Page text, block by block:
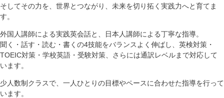
そしてその力を、世界とつながり、未来を切り拓く実践力へと育てま
す。
外国人講師による実践英会話と、日本人講師による丁寧な指導。
聞く・話す・読む・書くの4技能をバランスよく伸ばし、英検対策・
TOEIC対策・学校英語・受験対策、さらには通訳レベルまで対応して
います。
少人数制クラスで、一人ひとりの目標やペースに合わせた指導を行って
います。